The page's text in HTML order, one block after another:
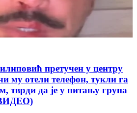
претучен у центру
му отели телефон, тукли га
тврди да је у питању група